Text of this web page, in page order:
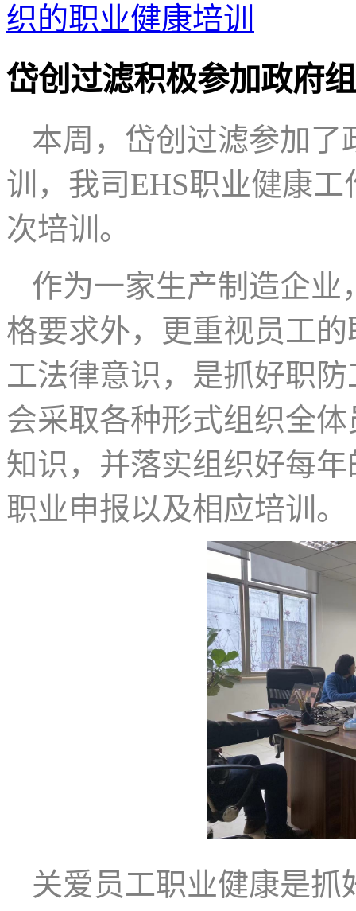
织的职业健康培训
岱创过滤积极参加政府
本周，岱创过滤参加了
训，我司EHS职业健康工
次培训。
作为一家生产制造企业
格要求外，更重视员工
工法律意识，是抓好职
会采取各种形式组织全
知识，并落实组织好每
职业申报以及相应培训。
关爱员工职业健康是